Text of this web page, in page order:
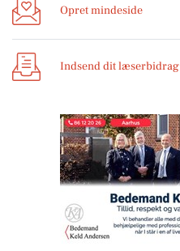
Opret mindeside
Indsend dit læserbidrag